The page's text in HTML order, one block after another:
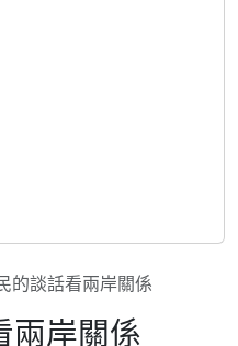
的談話看兩岸關係
兩岸關係